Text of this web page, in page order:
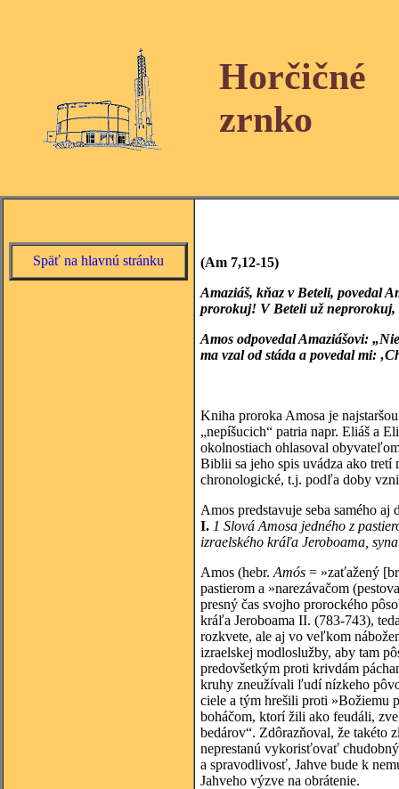
Horčičné
zrnko
Späť na hlavnú stránku
(Am 7,12-15)
Amaziáš, kňaz v Beteli, povedal
prorokuj! V Beteli už
Amos odpovedal Amaziášovi:
ma vzal od stáda a povedal mi:
Kniha proroka Amosa je
„nepíšucich“ patria napr. Eliáš a
okolnostiach ohlasoval
Biblii sa jeho spis uvádza ako tretí
chronologické, t.j. podľa doby
Amos predstavuje seba samého
I. 1 Slová Amosa jedného z
izraelského kráľa Jeroboama,
Amos (hebr. Amós = »zaťažený
pastierom a »narezávačom
presný čas svojho prorockého
kráľa Jeroboama II. (783-743),
rozkvete, ale aj vo veľkom
izraelskej modloslužby, aby tam
predovšetkým proti krivdám
kruhy zneužívali ľudí nízkeho
ciele a tým hrešili proti »Božiemu
boháčom, ktorí žili ako feudáli,
bedárov“. Zdôrazňoval, že
neprestanú vykorisťovať
a spravodlivosť, Jahve bude k
Jahveho výzve na obrátenie.